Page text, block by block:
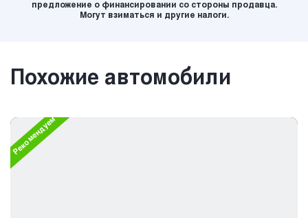
предложение о финансировании со стороны продавца.
Могут взиматься и другие налоги.
Похожие автомобили
Рекомендуем